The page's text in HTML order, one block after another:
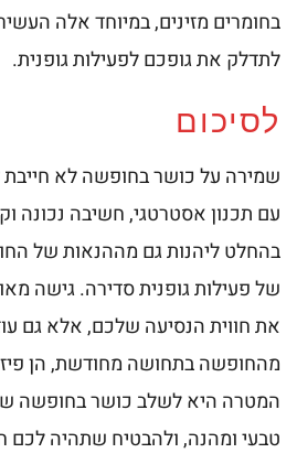
בחומרים מזינים, במיוחד אלה
לתדלק את גופכם לפעילות גופנית.
לסיכום
שמירה על כושר בחופשה לא
עם תכנון אסטרטגי, חשיבה נכונה
בהחלט ליהנות גם מההנאות של
של פעילות גופנית סדירה. גישה
את חווית הנסיעה שלכם, אלא גם
מהחופשה בתחושה מחודשת, הן
המטרה היא לשלב כושר בחופשה
טבעי ומהנה, ולהבטיח שתהיה